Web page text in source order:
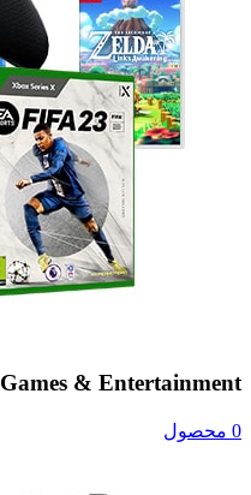
Games & Entertainment
0 محصول